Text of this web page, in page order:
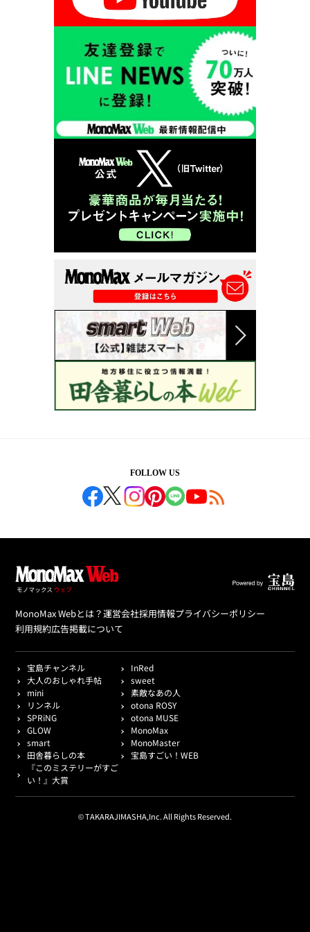
FOLLOW US
MonoMax Webとは？運営会社採用情報プライバシーポリシー
利用規約広告掲載について
宝島チャンネル
InRed
大人のおしゃれ手帖
sweet
mini
素敵なあの人
リンネル
otona ROSY
SPRiNG
otona MUSE
GLOW
MonoMax
smart
MonoMaster
田舎暮らしの本
宝島すごい！WEB
『このミステリーがすご
い！』大賞
© TAKARAJIMASHA,Inc. All Rights Reserved.